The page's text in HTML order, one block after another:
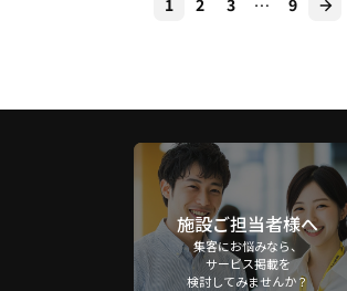
1 2 3 … 9
施設ご担当者様へ
集客にお悩みなら、
サービス掲載を
検討してみませんか？